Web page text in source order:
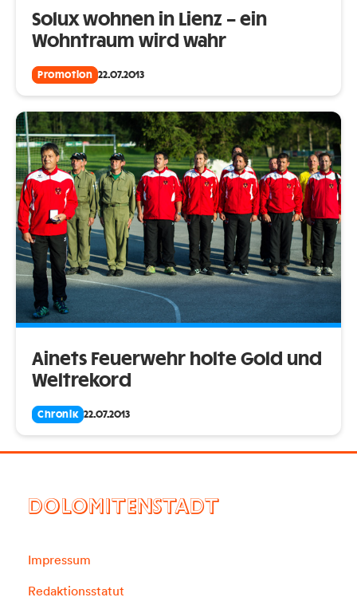
Solux wohnen in Lienz – ein
Wohntraum wird wahr
Promotion 22.07.2013
Ainets Feuerwehr holte Gold und
Weltrekord
Chronik 22.07.2013
DOLOMITENSTADT
Impressum
Redaktionsstatut